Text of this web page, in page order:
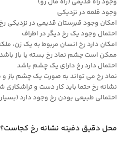
وجود قلعه در نزدیکی
امکان وجود قبرستان قدیمی در نزدیکی رخ
احتمال وجود یک رخ دیگر در اطراف
امکان دارد رخ انسان مربوط به یک زن،
ممکن است چشم نماد رخ بسته یا باز باشد
احتمال دارد رخ دارای یک چشم باشد
نماد رخ می تواند به صورت یک چشم
نشانه رخ حتما باید کار دست و تراشکاری
احتمالی طبیعی بودن رخ وجود دارد
محل دقیق دفینه نشانه رخ کجاست؟